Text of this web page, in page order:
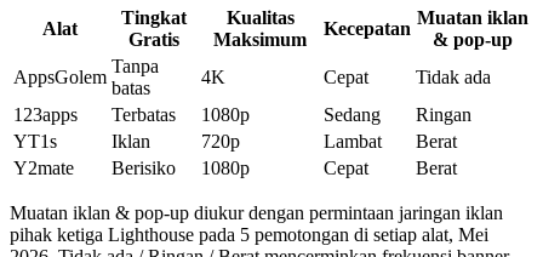
Alat
Tingkat
Gratis
Kualitas
Maksimum
Kecepatan
Muatan iklan
& pop-up
AppsGolem
Tanpa
batas
4K Cepat
Tidak ada
123apps
Terbatas 1080p Sedang
Ringan
YT1s
Iklan 720p Lambat
Berat
Y2mate
Berisiko 1080p Cepat Berat
Muatan iklan & pop-up diukur dengan permintaan jaringan iklan
pihak ketiga Lighthouse pada 5 pemotongan di setiap alat, Mei